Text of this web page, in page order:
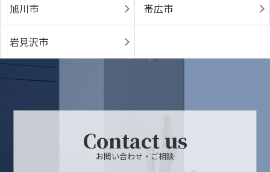
旭川市 帯広市
岩見沢市
Contact us
お問い合わせ・ご相談